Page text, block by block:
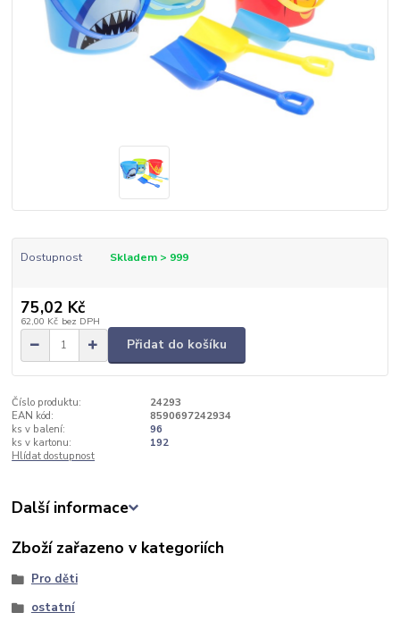
Dostupnost Skladem > 999
75,02 Kč
62,00 Kč bez DPH
Přidat do košíku
Číslo produktu:
24293
EAN kód:
8590697242934
ks v balení:
96
ks v kartonu:
192
Hlídat dostupnost
Další informace
Zboží zařazeno v kategoriích
Pro děti
ostatní